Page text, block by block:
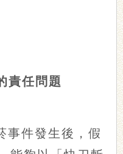
責任問題
事件發生後，假